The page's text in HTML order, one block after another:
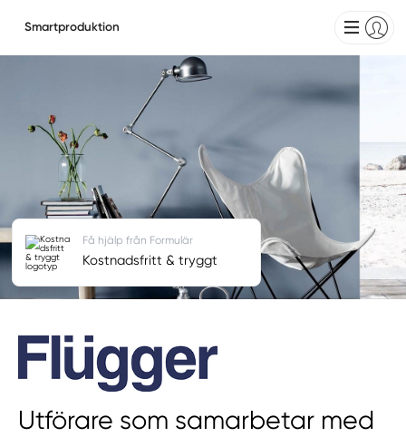
Smartproduktion
Utförare som samarbetar med
Få hjälp från Formulär
Kostnadsfritt & tryggt